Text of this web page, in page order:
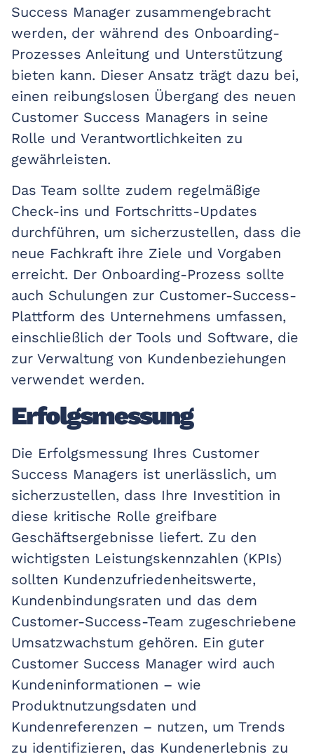
Success Manager zusammengebracht
werden, der während des Onboarding-
Prozesses Anleitung und Unterstützung
bieten kann. Dieser Ansatz trägt dazu bei,
einen reibungslosen Übergang des neuen
Customer Success Managers in seine
Rolle und Verantwortlichkeiten zu
gewährleisten.
Das Team sollte zudem regelmäßige
Check-ins und Fortschritts-Updates
durchführen, um sicherzustellen, dass die
neue Fachkraft ihre Ziele und Vorgaben
erreicht. Der Onboarding-Prozess sollte
auch Schulungen zur Customer-Success-
Plattform des Unternehmens umfassen,
einschließlich der Tools und Software, die
zur Verwaltung von Kundenbeziehungen
verwendet werden.
Erfolgsmessung
Die Erfolgsmessung Ihres Customer
Success Managers ist unerlässlich, um
sicherzustellen, dass Ihre Investition in
diese kritische Rolle greifbare
Geschäftsergebnisse liefert. Zu den
wichtigsten Leistungskennzahlen (KPIs)
sollten Kundenzufriedenheitswerte,
Kundenbindungsraten und das dem
Customer-Success-Team zugeschriebene
Umsatzwachstum gehören. Ein guter
Customer Success Manager wird auch
Kundeninformationen – wie
Produktnutzungsdaten und
Kundenreferenzen – nutzen, um Trends
zu identifizieren, das Kundenerlebnis zu